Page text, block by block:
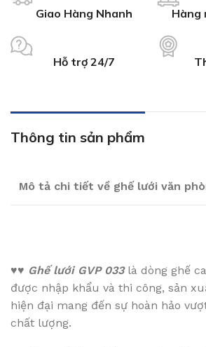
Giao Hàng Nhanh Hàng
Hỗ trợ 24/7
Thông tin sản phẩm
Mô tả chi tiết về ghế lưới văn
♥♥ Ghế lưới GVP 033là dòng ghế
được nhập khẩu và thi công, sản
hiện đại mang đến sự hoàn hảo
chất lượng.